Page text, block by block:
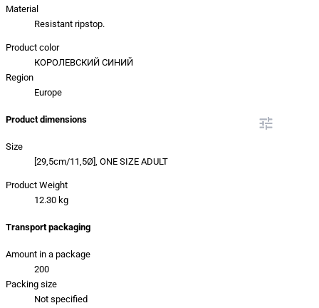
Material
Resistant ripstop.
Product color
КОРОЛЕВСКИЙ СИНИЙ
Region
Europe
Product dimensions
Size
[29,5cm/11,5Ø], ONE SIZE ADULT
Product Weight
12.30 kg
Transport packaging
Amount in a package
200
Packing size
Not specified